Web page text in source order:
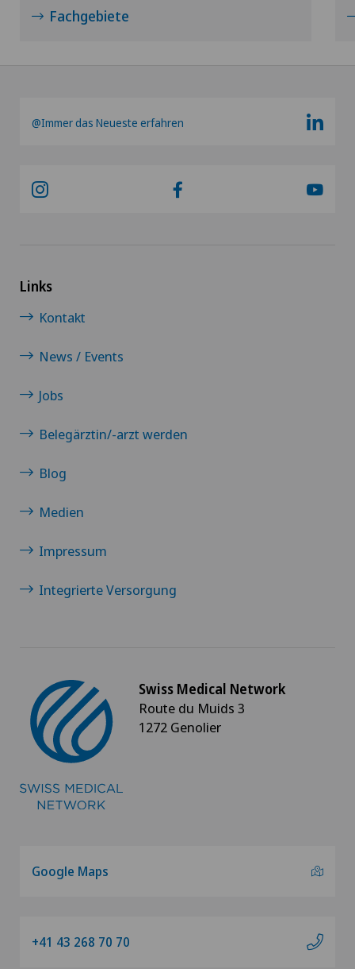
Fachgebiete
@Immer das Neueste erfahren
Links
Kontakt
News / Events
Jobs
Belegärztin/-arzt werden
Blog
Medien
Impressum
Integrierte Versorgung
Swiss Medical Network
Route du Muids 3
1272 Genolier
Google Maps
+41 43 268 70 70